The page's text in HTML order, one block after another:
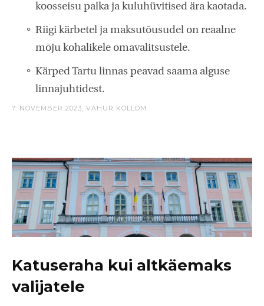
koosseisu palka ja kuluhüvitised ära kaotada.
Riigi kärbetel ja maksutõusudel on reaalne
mõju kohalikele omavalitsustele.
Kärped Tartu linnas peavad saama alguse
linnajuhtidest.
7. NOVEMBER 2023, VAHUR KOLLOM
Katuseraha kui altkäemaks
valijatele